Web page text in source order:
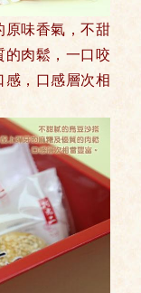
原味香氣，不甜
肉鬆，一口咬
，口感層次相